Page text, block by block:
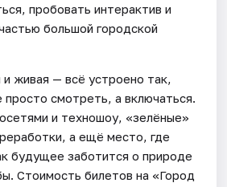
пробовать интерактив и
большой городской
живая — всё устроено так,
просто смотреть, а включаться.
и техношоу, «зелёные»
а ещё место, где
будущее заботится о природе
Стоимость билетов на «Город